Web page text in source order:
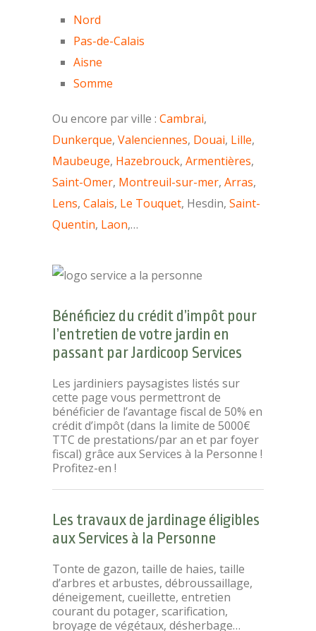
Nord
Pas-de-Calais
Aisne
Somme
Ou encore par ville : Cambrai,
Dunkerque, Valenciennes, Douai, Lille,
Maubeuge, Hazebrouck, Armentières,
Saint-Omer, Montreuil-sur-mer, Arras,
Lens, Calais, Le Touquet, Hesdin, Saint-
Quentin, Laon,…
Bénéficiez du crédit d’impôt pour
l’entretien de votre jardin en
passant par Jardicoop Services
Les jardiniers paysagistes listés sur
cette page vous permettront de
bénéficier de l’avantage fiscal de 50% en
crédit d’impôt (dans la limite de 5000€
TTC de prestations/par an et par foyer
fiscal) grâce aux Services à la Personne !
Profitez-en !
Les travaux de jardinage éligibles
aux Services à la Personne
Tonte de gazon, taille de haies, taille
d’arbres et arbustes, débroussaillage,
déneigement, cueillette, entretien
courant du potager, scarification,
broyage de végétaux, désherbage…